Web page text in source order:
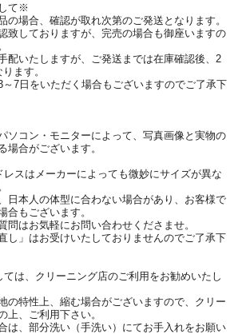
て※
の場合、確認が取れ次第のご発送となります。
致しておりますが、完売の場合も御座いますの
配いたしますが、ご発送までは在庫確認後、2
ます。
7日をいただく場合もございますのでご了承下
ソコン・モニターによって、写真画像と実物の
場合がございます。
スはメーカーによっても微妙にサイズが異な
日本人の体型に合わない場合があり、お客様で
合もございます。
問はお気軽にお問い合わせくださませ。
し」はお受けいたしておりませんのでご了承下
は、クリーニング店のご利用をお勧めいたし
の特性上、縮む場合がございますので、クリー
上、ご利用下さい。
は、部分洗い（手洗い）にてお手入れをお願い